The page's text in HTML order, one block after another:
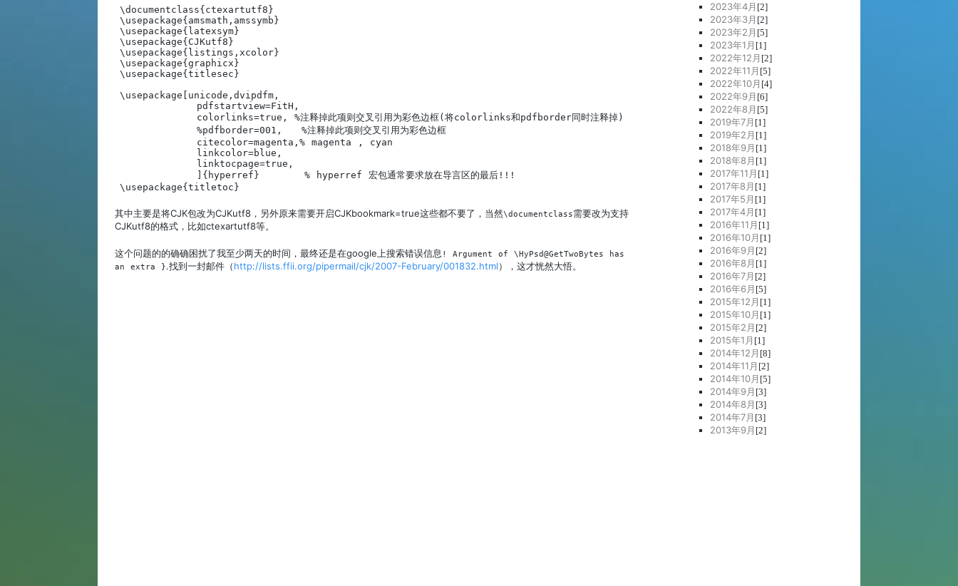
\documentclass{ctexartutf8}
\usepackage{amsmath,amssymb}
\usepackage{latexsym}
\usepackage{CJKutf8}
\usepackage{listings,xcolor}
\usepackage{graphicx}
\usepackage{titlesec}
\usepackage[unicode,dvipdfm,
pdfstartview=FitH,
colorlinks=true, %注释掉此项则交叉引用为彩色边框(将colorlinks和pdfborder同时注释掉)
%pdfborder=001,   %注释掉此项则交叉引用为彩色边框
citecolor=magenta,% magenta , cyan
linkcolor=blue,
linktocpage=true,
]{hyperref}       % hyperref 宏包通常要求放在导言区的最后!!!
\usepackage{titletoc}
其中主要是将CJK包改为CJKutf8，另外原来需要开启CJKbookmark=true这些都不要了，当然\documentclass需要改为支持
CJKutf8的格式，比如ctexartutf8等。
这个问题的的确确困扰了我至少两天的时间，最终还是在google上搜索错误信息 ! Argument of \HyPsd@GetTwoBytes has
an extra }.找到一封邮件（http://lists.ffii.org/pipermail/cjk/2007-February/001832.html），这才恍然大悟。
2023年4月 [2]
2023年3月 [2]
2023年2月 [5]
2023年1月 [1]
2022年12月 [2]
2022年11月 [5]
2022年10月 [4]
2022年9月 [6]
2022年8月 [5]
2019年7月 [1]
2019年2月 [1]
2018年9月 [1]
2018年8月 [1]
2017年11月 [1]
2017年8月 [1]
2017年5月 [1]
2017年4月 [1]
2016年11月 [1]
2016年10月 [1]
2016年9月 [2]
2016年8月 [1]
2016年7月 [2]
2016年6月 [5]
2015年12月 [1]
2015年10月 [1]
2015年2月 [2]
2015年1月 [1]
2014年12月 [8]
2014年11月 [2]
2014年10月 [5]
2014年9月 [3]
2014年8月 [3]
2014年7月 [3]
2013年9月 [2]